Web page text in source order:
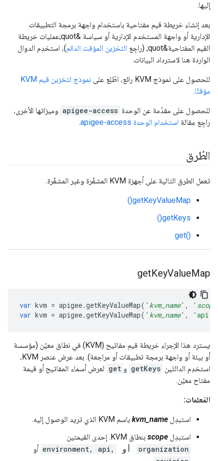
إليها.
بعد إنشاء خريطة قيم مفتاحية باستخدام واجهة برمجة التطبيقات
الإدارية أو واجهة المستخدم الإدارية أو سياسة &quot;عمليات خريطة
القيم المفتاحية&quot; (راجِع
التخزين المؤقت الدائم)، استخدِم الدوال
الواردة هنا لاسترداد البيانات.
للحصول على نموذج KVM رائع، اطّلِع على
نموذج لتخزين قيم KVM
مؤقتًا.
للحصول على مقدّمة عن الوحدة apigee-access وميزاتها الأخرى،
راجِع مقالة استخدام الوحدة apigee-access .
الطُرق
تعمل الطرق التالية على أجهزة KVM المشفّرة وغير المشفّرة.
getKeyValueMap()
getKeys()
get()‎
getKeyValueMap
var kvm = apigee.getKeyValueMap( ' kvm_name' , ' scope
var kvm = apigee.getKeyValueMap( ' kvm_name' , 'api'
يسترد هذا الإجراء خريطة قيم مفاتيح (KVM) في نطاق معيّن (مؤسسة
أو بيئة أو واجهة برمجة تطبيقات أو مراجعة). بعد عرض عنصر KVM،
استخدِم الدالتَين getKeys و get لعرض أسماء المفاتيح أو قيمة
مفتاح معيّن.
المَعلمات:
استبدِل kvm_name باسم KVM الذي تريد الوصول إليه.
استبدِل scope بنطاق KVM. إحدى القيمتين
organization
أو environment, api, أو